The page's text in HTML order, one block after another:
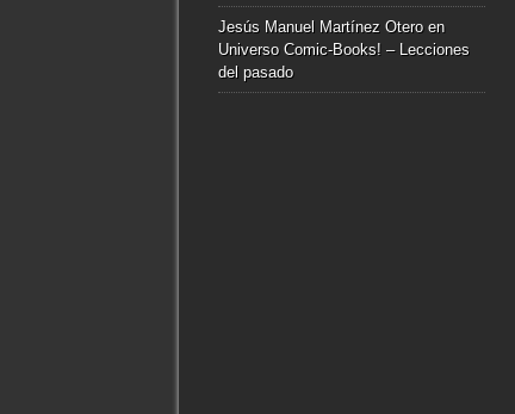
Jesús Manuel Martínez Oteroen
Universo Comic-Books! – Lecciones
del pasado